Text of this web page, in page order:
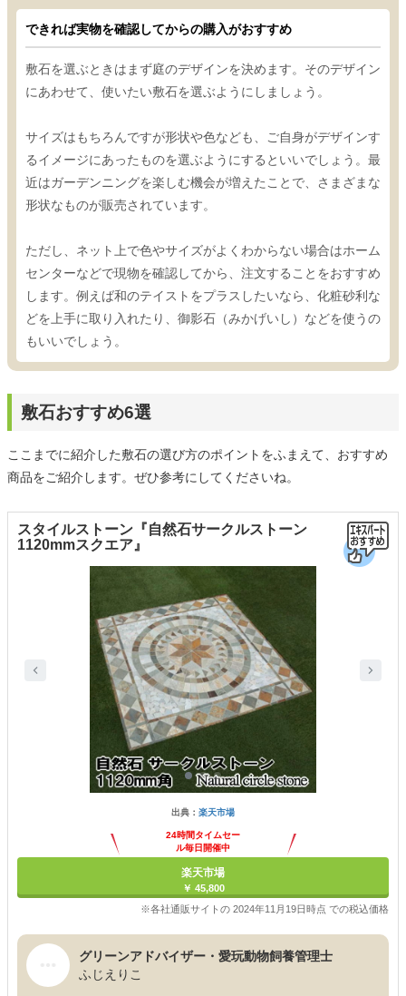
できれば実物を確認してからの購入がおすすめ
敷石を選ぶときはまず庭のデザインを決めます。そのデザイン
にあわせて、使いたい敷石を選ぶようにしましょう。
サイズはもちろんですが形状や色なども、ご自身がデザインす
るイメージにあったものを選ぶようにするといいでしょう。最
近はガーデンニングを楽しむ機会が増えたことで、さまざまな
形状なものが販売されています。
ただし、ネット上で色やサイズがよくわからない場合はホーム
センターなどで現物を確認してから、注文することをおすすめ
します。例えば和のテイストをプラスしたいなら、化粧砂利な
どを上手に取り入れたり、御影石（みかげいし）などを使うの
もいいでしょう。
敷石おすすめ6選
ここまでに紹介した敷石の選び方のポイントをふまえて、おすすめ
商品をご紹介します。ぜひ参考にしてくださいね。
スタイルストーン『自然石サークルストーン
1120mmスクエア』
出典： 楽天市場
24時間タイムセー
ル毎日開催中
楽天市場
￥ 45,800
※各社通販サイトの 2024年11月19日時点 での税込価格
グリーンアドバイザー・愛玩動物飼養管理士
ふじえりこ